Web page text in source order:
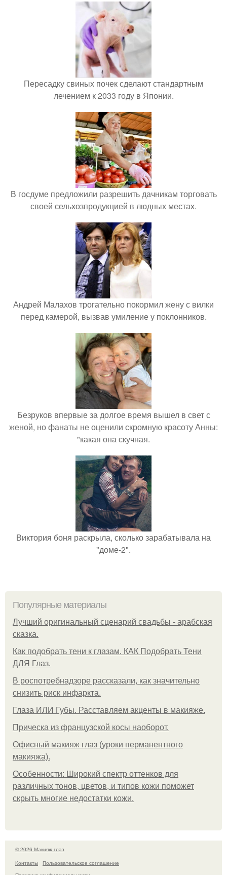
Пересадку свиных почек сделают стандартным
лечением к 2033 году в Японии.
В госдуме предложили разрешить дачникам торговать
своей сельхозпродукцией в людных местах.
Андрей Малахов трогательно покормил жену с вилки
перед камерой, вызвав умиление у поклонников.
Безруков впервые за долгое время вышел в свет с
женой, но фанаты не оценили скромную красоту Анны:
"какая она скучная.
Виктория боня раскрыла, сколько зарабатывала на
"доме-2".
Популярные материалы
Лучший оригинальный сценарий свадьбы - арабская
сказка.
Как подобрать тени к глазам. КАК Подобрать Тени
ДЛЯ Глаз.
В роспотребнадзоре рассказали, как значительно
снизить риск инфаркта.
Глаза ИЛИ Губы. Расставляем акценты в макияже.
Прическа из французской косы наоборот.
Офисный макияж глаз (уроки перманентного
макияжа).
Особенности: Широкий спектр оттенков для
различных тонов, цветов, и типов кожи поможет
скрыть многие недостатки кожи.
© 2026 Макияж глаз
Контакты
Пользовательское соглашение